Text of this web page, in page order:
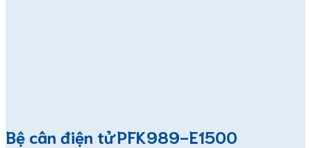
Bệ cân điện tử PFK989-E1500